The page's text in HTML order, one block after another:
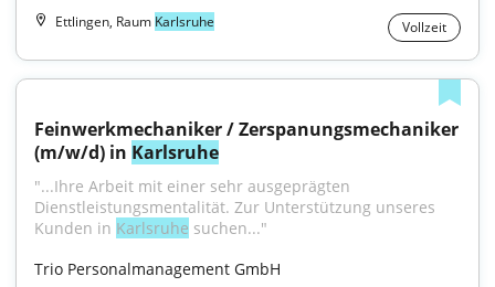
Ettlingen, Raum Karlsruhe Vollzeit
Feinwerkmechaniker / Zerspanungsmechaniker
(m/w/d) in Karlsruhe
"...Ihre Arbeit mit einer sehr ausgeprägten
Dienstleistungsmentalität. Zur Unterstützung unseres
Kunden in Karlsruhe suchen..."
Trio Personalmanagement GmbH